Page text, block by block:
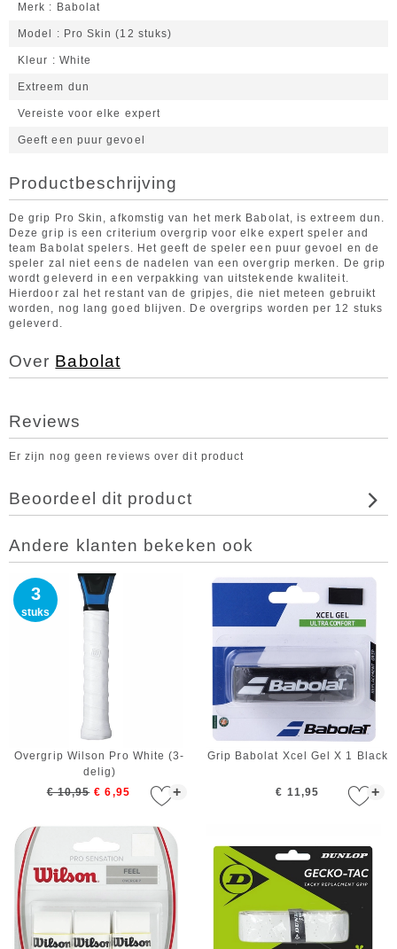
Merk Babolat
Model Pro Skin (12 stuks)
Kleur White
Extreem dun
Vereiste voor elke expert
Geeft een puur gevoel
Productbeschrijving
De grip Pro Skin, afkomstig van het merk Babolat, is extreem dun.
Deze grip is een criterium overgrip voor elke expert speler and
team Babolat spelers. Het geeft de speler een puur gevoel en de
speler zal niet eens de nadelen van een overgrip merken. De grip
wordt geleverd in een verpakking van uitstekende kwaliteit.
Hierdoor zal het restant van de gripjes, die niet meteen gebruikt
worden, nog lang goed blijven. De overgrips worden per 12 stuks
geleverd.
Over Babolat
Reviews
Er zijn nog geen reviews over dit product
Beoordeel dit product
Andere klanten bekeken ook
+
3
stuks
Overgrip Wilson Pro White (3-
delig)
€ 10,95 € 6,95 +
Grip Babolat Xcel Gel X 1 Black
€ 11,95